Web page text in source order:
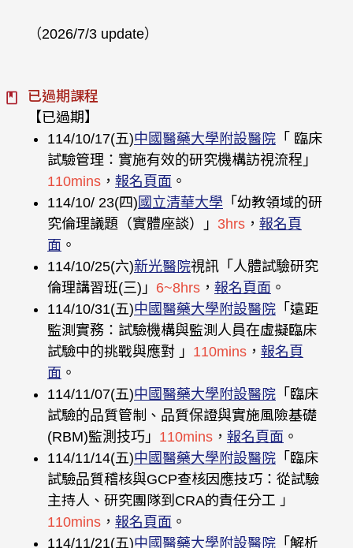
（2026/7/3 update）
已過期課程
【已過期】
114/10/17(五)中國醫藥大學附設醫院 「 臨床
試驗管理：實施有效的研究機構訪視流程」
110mins ， 報名頁面 。
114/10/ 23(四) 國立清華大學 「幼教領域的研
究倫理議題（實體座談）」 3hrs ， 報名頁
面 。
114/10/25(六)新光醫院視訊「人體試驗研究
倫理講習班(三)」 6~8hrs ， 報名頁面 。
114/10/31(五)中國醫藥大學附設醫院 「遠距
監測實務：試驗機構與監測人員在虛擬臨床
試驗中的挑戰與應對 」 110mins ， 報名頁
面 。
114/11/07(五)中國醫藥大學附設醫院 「臨床
試驗的品質管制、品質保證與實施風險基礎
(RBM)監測技巧」 110mins ， 報名頁面 。
114/11/14(五)中國醫藥大學附設醫院 「臨床
試驗品質稽核與GCP查核因應技巧：從試驗
主持人、研究團隊到CRA的責任分工 」
110mins ， 報名頁面 。
114/11/21(五)中國醫藥大學附設醫院 「解析